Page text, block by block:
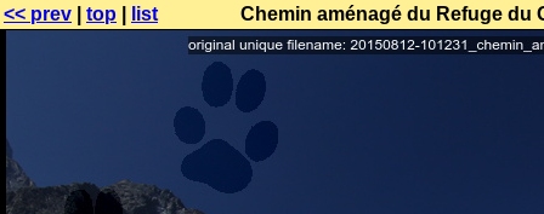
<< prev top list Chemin aménagé du Refuge du